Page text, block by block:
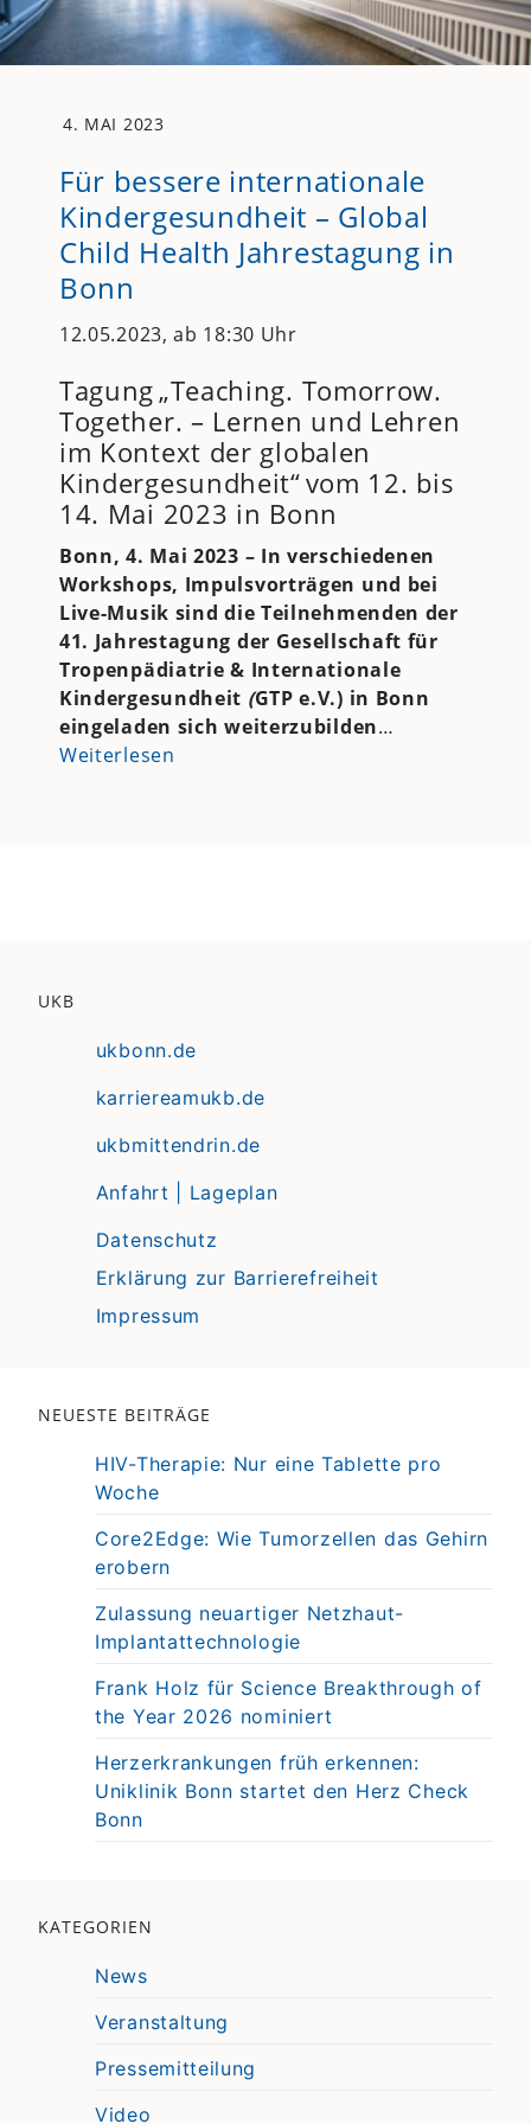
4. MAI 2023
Für bessere internationale
Kindergesundheit – Global
Child Health Jahrestagung in
Bonn
12.05.2023, ab 18:30 Uhr
Tagung „Teaching. Tomorrow.
Together. – Lernen und Lehren
im Kontext der globalen
Kindergesundheit“ vom 12. bis
14. Mai 2023 in Bonn
Bonn, 4. Mai 2023 – In verschiedenen
Workshops, Impulsvorträgen und bei
Live-Musik sind die Teilnehmenden der
41. Jahrestagung der Gesellschaft für
Tropenpädiatrie & Internationale
Kindergesundheit (GTP e.V.) in Bonn
eingeladen sich weiterzubilden…
Weiterlesen
UKB
ukbonn.de
karriereamukb.de
ukbmittendrin.de
Anfahrt | Lageplan
Datenschutz
Erklärung zur Barrierefreiheit
Impressum
NEUESTE BEITRÄGE
HIV-Therapie: Nur eine Tablette pro
Woche
Core2Edge: Wie Tumorzellen das Gehirn
erobern
Zulassung neuartiger Netzhaut-
Implantattechnologie
Frank Holz für Science Breakthrough of
the Year 2026 nominiert
Herzerkrankungen früh erkennen:
Uniklinik Bonn startet den Herz Check
Bonn
KATEGORIEN
News
Veranstaltung
Pressemitteilung
Video